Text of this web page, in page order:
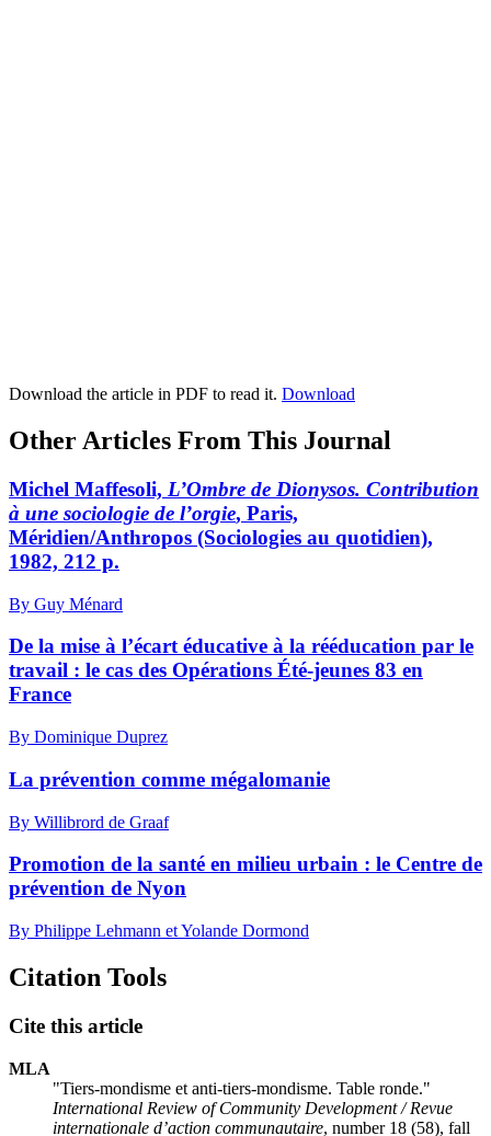
Download the article in PDF to read it. Download
Other Articles From This Journal
Michel Maffesoli, L’Ombre de Dionysos. Contribution
à une sociologie de l’orgie, Paris,
Méridien/Anthropos (Sociologies au quotidien),
1982, 212 p.
By Guy Ménard
De la mise à l’écart éducative à la rééducation par le
travail : le cas des Opérations Été-jeunes 83 en
France
By Dominique Duprez
La prévention comme mégalomanie
By Willibrord de Graaf
Promotion de la santé en milieu urbain : le Centre de
prévention de Nyon
By Philippe Lehmann et Yolande Dormond
Citation Tools
Cite this article
MLA
"Tiers-mondisme et anti-tiers-mondisme. Table ronde."
International Review of Community Development / Revue
internationale d’action communautaire, number 18 (58), fall